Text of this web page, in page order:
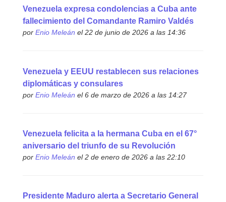
Venezuela expresa condolencias a Cuba ante
fallecimiento del Comandante Ramiro Valdés
por Enio Meleán el 22 de junio de 2026 a las 14:36
Venezuela y EEUU restablecen sus relaciones
diplomáticas y consulares
por Enio Meleán el 6 de marzo de 2026 a las 14:27
Venezuela felicita a la hermana Cuba en el 67°
aniversario del triunfo de su Revolución
por Enio Meleán el 2 de enero de 2026 a las 22:10
Presidente Maduro alerta a Secretario General